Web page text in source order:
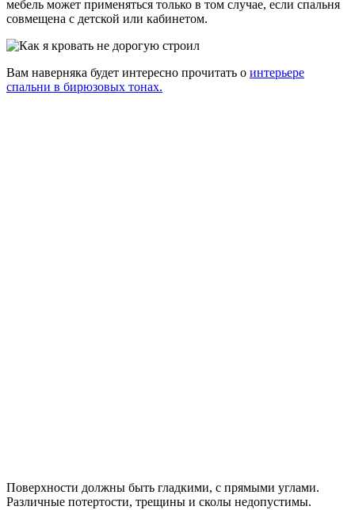
мебель может применяться только в том случае, если спальня
совмещена с детской или кабинетом.
Вам наверняка будет интересно прочитать о интерьере
спальни в бирюзовых тонах.
Поверхности должны быть гладкими, с прямыми углами.
Различные потертости, трещины и сколы недопустимы.